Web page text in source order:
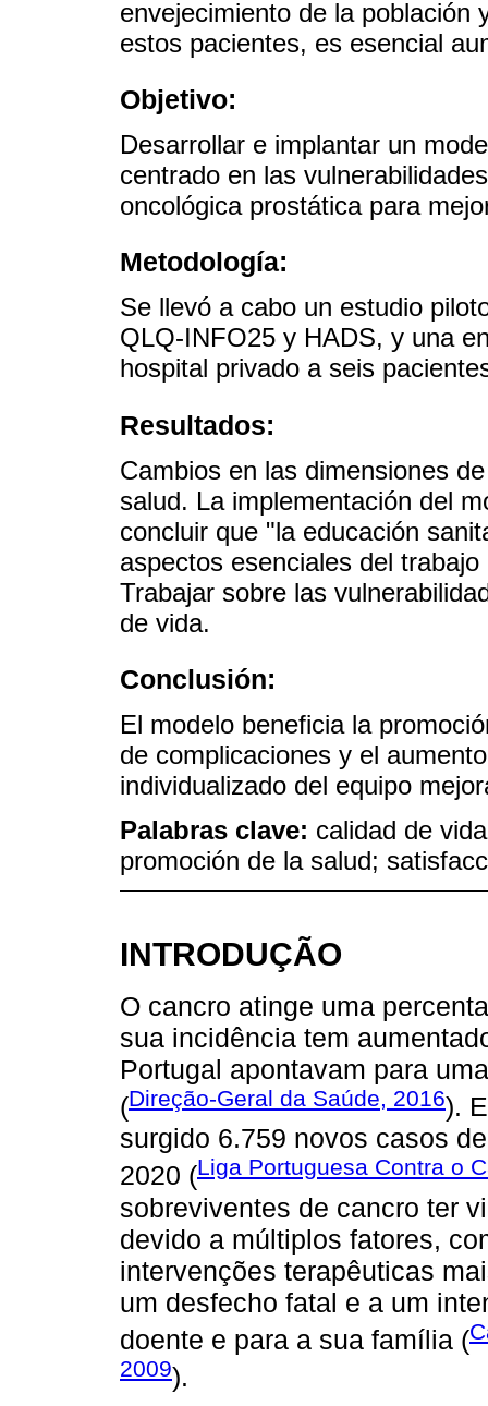
envejecimiento de la población
estos pacientes, es esencial
Objetivo:
Desarrollar e implantar un
centrado en las
oncológica prostática para
Metodología:
Se llevó a cabo un estudio
QLQ-INFO25 y HADS, y una
hospital privado a seis
Resultados:
Cambios en las dimensiones
salud. La implementación del
concluir que "la educación
aspectos esenciales del
Trabajar sobre las
de vida.
Conclusión:
El modelo beneficia la
de complicaciones y el
individualizado del equipo
Palabras clave: calidad de
promoción de la salud;
INTRODUÇÃO
O cancro atinge uma
sua incidência tem
Portugal apontavam para
(Direção-Geral da Saúde, 2016).
surgido 6.759 novos casos
2020 (Liga Portuguesa Contra o
sobreviventes de cancro ter
devido a múltiplos fatores,
intervenções terapêuticas
um desfecho fatal e a um
doente e para a sua família (
2009).